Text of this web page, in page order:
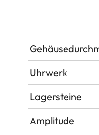
Uhrwerk
Lagersteine
Amplitude